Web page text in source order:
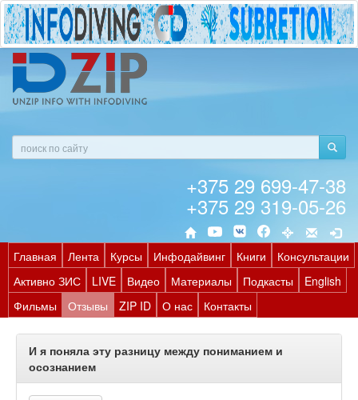
+375 29 699-47-38
+375 29 319-05-26
Главная Лента Курсы Инфодайвинг Книги
Консультации
Активно ЗИС
LIVE Видео Материалы Подкасты
English
Фильмы
Отзывы ZIP ID О нас Контакты
И я поняла эту разницу между пониманием и
осознанием